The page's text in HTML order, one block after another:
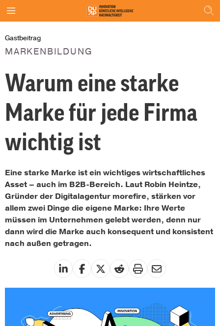
Gastbeitrag
MARKENBILDUNG
Warum eine starke
Marke für jede Firma
wichtig ist
Eine starke Marke ist ein wichtiges wirtschaftliches
Asset – auch im B2B-Bereich. Laut Robin Heintze,
Gründer der Digitalagentur morefire, stärken vor
allem zwei Dinge die eigene Marke: Ihre Werte
müssen im Unternehmen gelebt werden, denn nur
dann wird die Marke auch konsequent und konsistent
nach außen getragen.